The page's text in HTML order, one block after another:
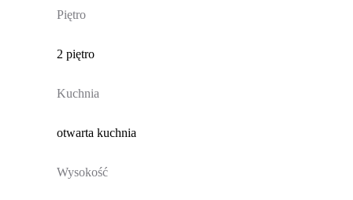
Piętro
2 piętro
Kuchnia
otwarta kuchnia
Wysokość